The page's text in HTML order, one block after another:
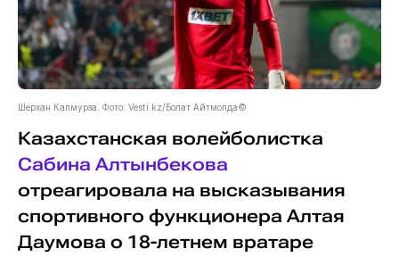
Шерхан Калмурза. Фото: Vesti.kz/Болат Айтмолда©
Казахстанская волейболистка
Сабина Алтынбекова
отреагировала на высказывания
спортивного функционера Алтая
Даумова о 18-летнем вратаре